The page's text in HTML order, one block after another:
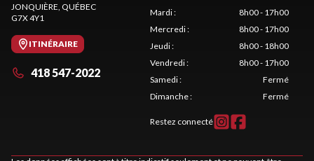
JONQUIÈRE, QUÉBEC
G7X 4Y1
ITINÉRAIRE
418 547-2022
Mardi:
8h00 - 17h00
Mercredi:
8h00 - 17h00
Jeudi:
8h00 - 18h00
Vendredi:
8h00 - 17h00
Samedi:
Fermé
Dimanche: Fermé
Restez connecté